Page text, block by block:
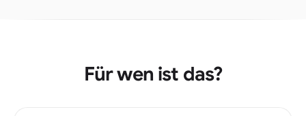
Für wen ist das?